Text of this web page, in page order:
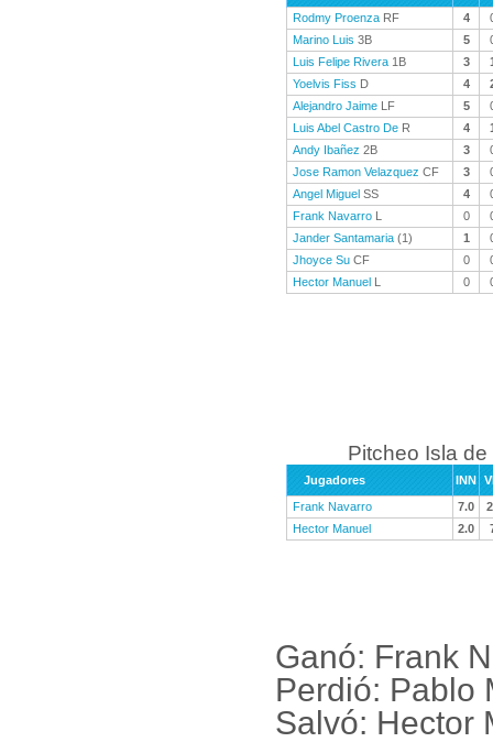
Rodmy Proenza RF 4
Marino Luis 3B 5
Luis Felipe Rivera 1B 3
Yoelvis Fiss D 4
Alejandro Jaime LF 5
Luis Abel Castro De R 4
Andy Ibañez 2B 3
Jose Ramon Velazquez CF 3
Angel Miguel SS 4
Frank Navarro L 0
Jander Santamaria (1) 1
Jhoyce Su CF 0
Hector Manuel L 0
Pitcheo Isla
Jugadores INN
Frank Navarro
7.0
Hector Manuel
2.0
Ganó: Frank
Perdió: Pablo
Salvó: Hector